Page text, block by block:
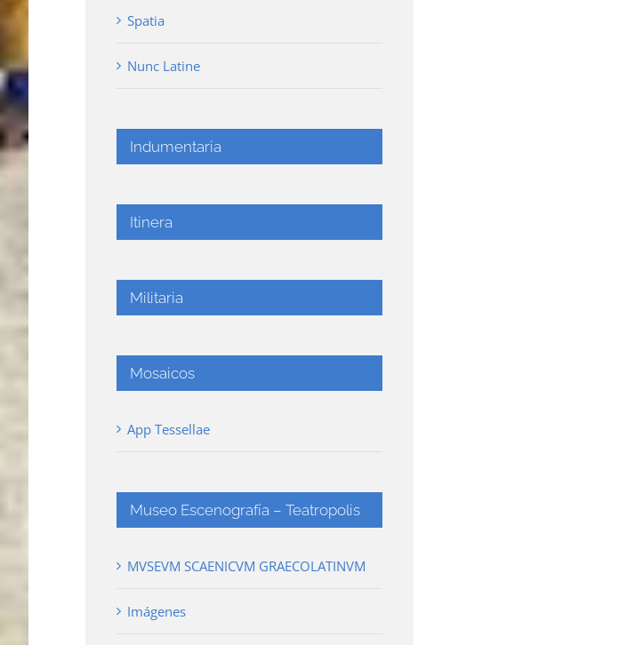
Spatia
Nunc Latine
Indumentaria
Itinera
Militaria
Mosaicos
App Tessellae
Museo Escenografía – Teatropolis
MVSEVM SCAENICVM GRAECOLATINVM
Imágenes